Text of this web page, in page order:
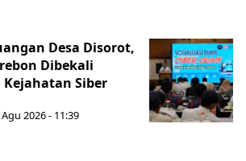
Desa Disorot,
Dibekali
Kejahatan Siber
2026 - 11:39